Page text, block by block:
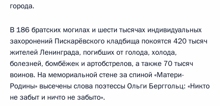
города.
В 186 братских могилах и шести тысячах индивидуальных
захоронений Пискарёвского кладбища покоятся 420 тысяч
жителей Ленинграда, погибших от голода, холода,
болезней, бомбёжек и артобстрелов, а также 70 тысяч
воинов. На мемориальной стене за спиной «Матери-
Родины» высечены слова поэтессы Ольги Берггольц: «Никто
не забыт и ничто не забыто».